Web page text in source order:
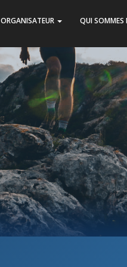
ORGANISATEUR QUI SOMMES